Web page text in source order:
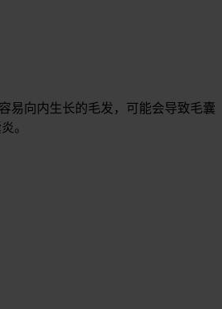
易向内生长的毛发，可能会导致毛囊
。